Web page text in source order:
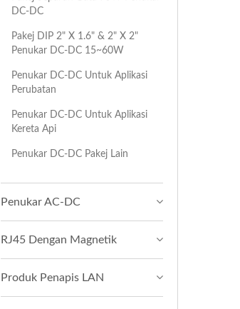
DC-DC
Pakej DIP 2" X 1.6" & 2" X 2"
Penukar DC-DC 15~60W
Penukar DC-DC Untuk Aplikasi
Perubatan
Penukar DC-DC Untuk Aplikasi
Kereta Api
Penukar DC-DC Pakej Lain
Penukar AC-DC
RJ45 Dengan Magnetik
Produk Penapis LAN